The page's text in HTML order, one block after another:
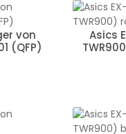
von
(QFP)
Asics